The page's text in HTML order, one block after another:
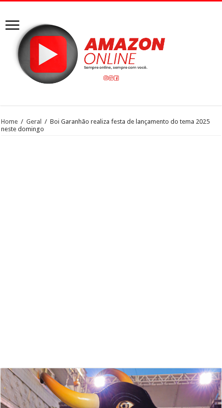
Home / Geral / Boi Garanhão realiza festa de lançamento do tema 2025
neste domingo